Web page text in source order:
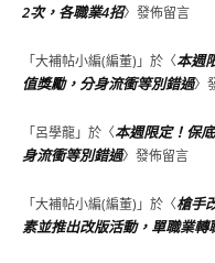
2次，各職業4招〉發佈留言
「大補帖小編(編董) 」於〈本週
值獎勵，分身流衝等別錯過〉
「呂學龍」於〈本週限定！保
身流衝等別錯過〉發佈留言
「大補帖小編(編董) 」於〈槍手
素並推出改版活動，單職業轉